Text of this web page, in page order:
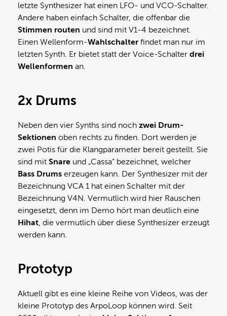
letzte Synthesizer hat einen LFO- und VCO-Schalter.
Andere haben einfach Schalter, die offenbar die
Stimmen routen und sind mit V1-4 bezeichnet.
Einen Wellenform-Wahlschalter findet man nur im
letzten Synth. Er bietet statt der Voice-Schalter drei
Wellenformen an.
2x Drums
Neben den vier Synths sind noch zwei Drum-
Sektionen oben rechts zu finden. Dort werden je
zwei Potis für die Klangparameter bereit gestellt. Sie
sind mit Snare und „Cassa“ bezeichnet, welcher
Bass Drums erzeugen kann. Der Synthesizer mit der
Bezeichnung VCA 1 hat einen Schalter mit der
Bezeichnung V4N. Vermutlich wird hier Rauschen
eingesetzt, denn im Demo hört man deutlich eine
Hihat, die vermutlich über diese Synthesizer erzeugt
werden kann.
Prototyp
Aktuell gibt es eine kleine Reihe von Videos, was der
kleine Prototyp des ArpoLoop können wird. Seit